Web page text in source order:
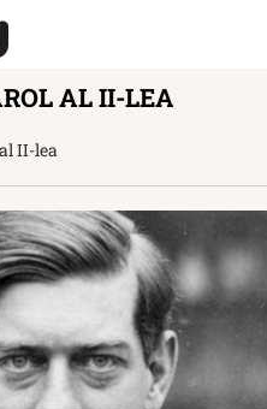
AL II-LEA
II-lea